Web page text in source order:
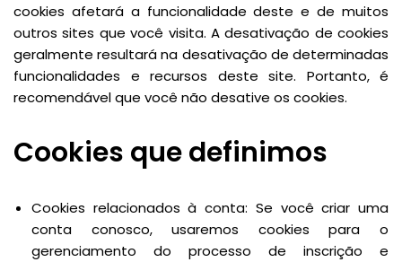
cookies afetará a funcionalidade deste e de muitos
outros sites que você visita. A desativação de cookies
geralmente resultará na desativação de determinadas
funcionalidades e recursos deste site. Portanto, é
recomendável que você não desative os cookies.
Cookies que definimos
Cookies relacionados à conta: Se você criar uma
conta conosco, usaremos cookies para o
gerenciamento do processo de inscrição e